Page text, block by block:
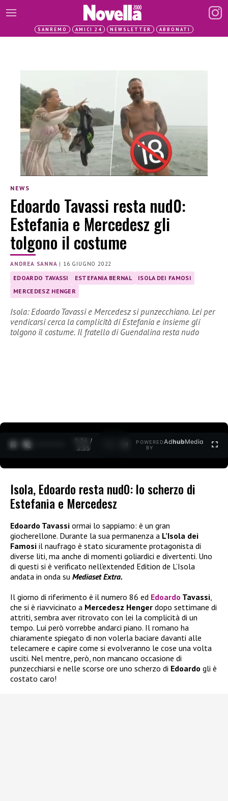
SANREMO AMICI 24 NEWSLETTER ABBONATI
NEWS
Edoardo Tavassi resta nud0:
Estefania e Mercedesz gli
tolgono il costume
ANDREA SANNA | 16 GIUGNO 2022
EDOARDO TAVASSI ESTEFANIA BERNAL
ISOLA DEI FAMOSI
MERCEDESZ HENGER
Isola: Edoardo Tavassi e Mercedesz si punzecchiano. Lei per
vendicarsi cerca la complicità di Estefania e insieme gli
tolgono il costume. Il fratello di Guendalina resta nudo
0:26 /
3:35
POWERED
BY
AdhubMedia
Isola, Edoardo resta nud0: lo scherzo di
Estefania e Mercedesz
Edoardo Tavassi ormai lo sappiamo: è un gran
giocherellone. Durante la sua permanenza a L’Isola dei
Famosi il naufrago è stato sicuramente protagonista di
diverse liti, ma anche di momenti goliardici e divertenti. Uno
di questi si è verificato nell’extended Edition de L’Isola
andata in onda su Mediaset Extra.
Il giorno di riferimento è il numero 86 ed Edoardo Tavassi,
che si è riavvicinato a Mercedesz Henger dopo settimane di
attriti, sembra aver ritrovato con lei la complicità di un
tempo. Lui però vorrebbe andarci piano. Il romano ha
chiaramente spiegato di non volerla baciare davanti alle
telecamere e capire come si evolveranno le cose una volta
usciti. Nel mentre, però, non mancano occasione di
punzecchiarsi e nelle scorse ore uno scherzo di Edoardo gli è
costato caro!